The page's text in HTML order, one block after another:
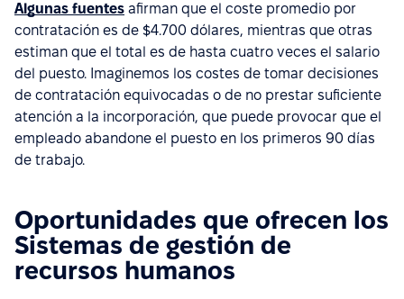
Algunas fuentes afirman que el coste promedio por
contratación es de $4.700 dólares, mientras que otras
estiman que el total es de hasta cuatro veces el salario
del puesto. Imaginemos los costes de tomar decisiones
de contratación equivocadas o de no prestar suficiente
atención a la incorporación, que puede provocar que el
empleado abandone el puesto en los primeros 90 días
de trabajo.
Oportunidades que ofrecen los
Sistemas de gestión de
recursos humanos